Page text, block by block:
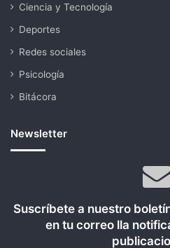
Ciencia y Tecnología
Deportes
Redes sociales
Psicología
Bitácora
Newsletter
Suscríbete a nuestro
en tu correo lla